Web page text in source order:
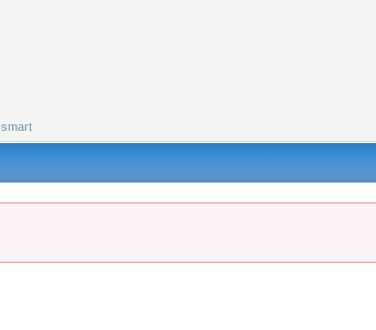
smart